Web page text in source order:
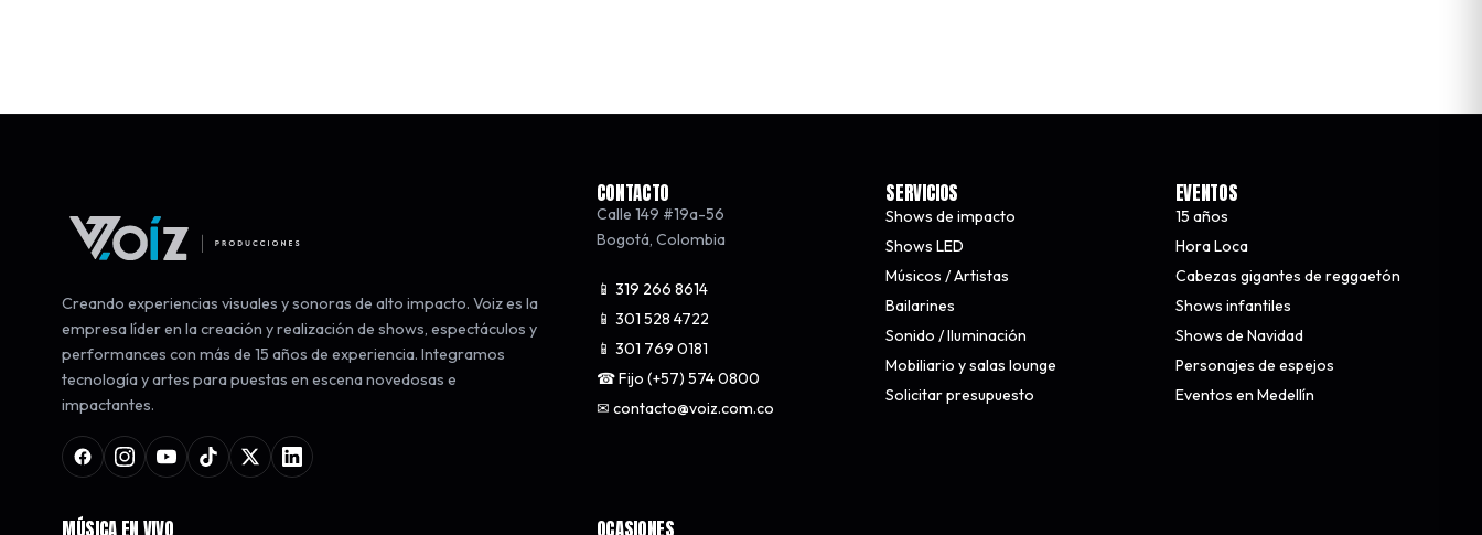
Creando experiencias visuales y sonoras de alto impacto. Voiz es la
empresa líder en la creación y realización de shows, espectáculos y
performances con más de 15 años de experiencia. Integramos
tecnología y artes para puestas en escena novedosas e
impactantes.
CONTACTO
Calle 149 #19a-56
Bogotá Colombia
📱 319 266 8614
📱 301 528 4722
📱 301 769 0181
☎ Fijo (+57) 574 0800
✉ contacto@voiz.com.co
SERVICIOS
Shows de impacto
Shows LED
Músicos / Artistas
Bailarines
Sonido / Iluminación
Mobiliario y salas lounge
Solicitar presupuesto
EVENTOS
15 años
Hora Loca
Cabezas gigantes de reggaetón
Shows infantiles
Shows de Navidad
Personajes de espejos
Eventos en Medellín
MÚSICA EN VIVO OCASIONES